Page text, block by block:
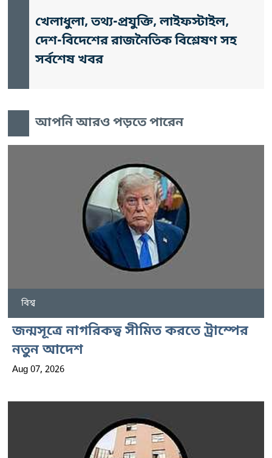
খেলাধুলা, তথ্য-প্রযুক্তি, লাইফস্টাইল,
দেশ-বিদেশের রাজনৈতিক বিশ্লেষণ সহ
সর্বশেষ খবর
আপনি আরও পড়তে পারেন
বিশ্ব
জন্মসূত্রে নাগরিকত্ব সীমিত করতে ট্রাম্পের
নতুন আদেশ
Aug 07, 2026